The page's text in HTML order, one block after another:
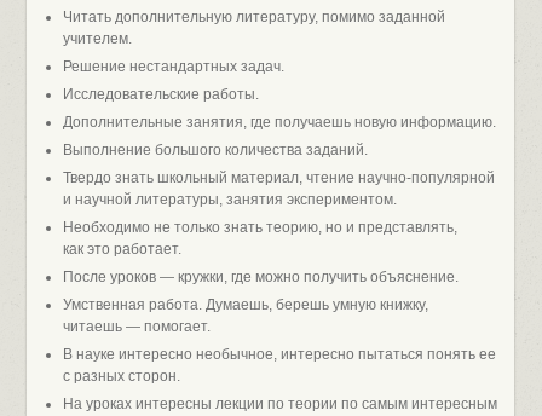
Читать дополнительную литературу, помимо заданной
учителем.
Решение нестандартных задач.
Исследовательские работы.
Дополнительные занятия, где получаешь новую информацию.
Выполнение большого количества заданий.
Твердо знать школьный материал, чтение научно-популярной
и научной литературы, занятия экспериментом.
Необходимо не только знать теорию, но и представлять,
как это работает.
После уроков — кружки, где можно получить объяснение.
Умственная работа. Думаешь, берешь умную книжку,
читаешь — помогает.
В науке интересно необычное, интересно пытаться понять ее
с разных сторон.
На уроках интересны лекции по теории по самым интересным